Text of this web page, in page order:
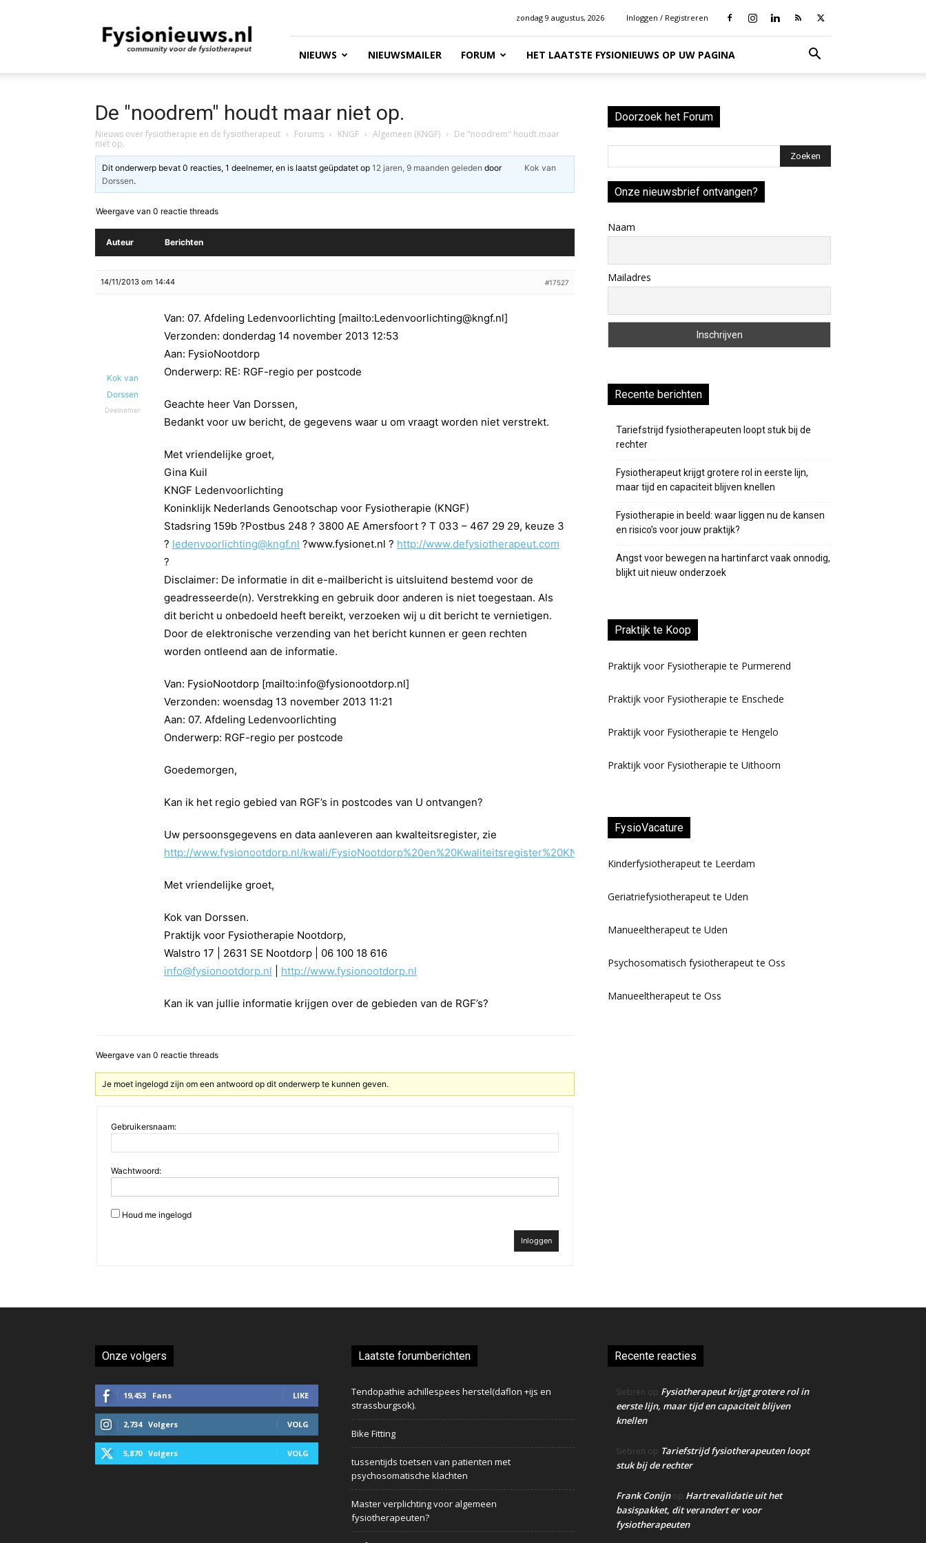
zondag 9 augustus, 2026 Inloggen / Registreren
NIEUWS NIEUWSMAILER FORUM HET LAATSTE FYSIONIEUWS OP UW PAGINA
De "noodrem" houdt maar niet op.
Nieuws over fysiotherapie en de fysiotherapeut › Forums › KNGF › Algemeen (KNGF) › De "noodrem" houdt maar
niet op.
Dit onderwerp bevat 0 reacties, 1 deelnemer, en is laatst geüpdatet op12 jaren, 9 maanden geleden door
Kok van
Dorssen.
Weergave van 0 reactie threads
Auteur Berichten
14/11/2013 om 14:44 #17527
Kok van
Dorssen
Deelnemer
Van: 07. Afdeling Ledenvoorlichting [mailto:Ledenvoorlichting@kngf.nl]
Verzonden: donderdag 14 november 2013 12:53
Aan: FysioNootdorp
Onderwerp: RE: RGF-regio per postcode
Geachte heer Van Dorssen,
Bedankt voor uw bericht, de gegevens waar u om vraagt worden niet verstrekt.
Met vriendelijke groet,
Gina Kuil
KNGF Ledenvoorlichting
Koninklijk Nederlands Genootschap voor Fysiotherapie (KNGF)
Stadsring 159b ?Postbus 248 ? 3800 AE Amersfoort ? T 033 – 467 29 29, keuze 3
? ledenvoorlichting@kngf.nl ?www.fysionet.nl ? http://www.defysiotherapeut.com
?
Disclaimer: De informatie in dit e-mailbericht is uitsluitend bestemd voor de
geadresseerde(n). Verstrekking en gebruik door anderen is niet toegestaan. Als
dit bericht u onbedoeld heeft bereikt, verzoeken wij u dit bericht te vernietigen.
Door de elektronische verzending van het bericht kunnen er geen rechten
worden ontleend aan de informatie.
Van: FysioNootdorp [mailto:info@fysionootdorp.nl]
Verzonden: woensdag 13 november 2013 11:21
Aan: 07. Afdeling Ledenvoorlichting
Onderwerp: RGF-regio per postcode
Goedemorgen,
Kan ik het regio gebied van RGF’s in postcodes van U ontvangen?
Uw persoonsgegevens en data aanleveren aan kwalteitsregister, zie
http://www.fysionootdorp.nl/kwali/FysioNootdorp%20en%20Kwaliteitsregister%20KNGF.pdf
Met vriendelijke groet,
Kok van Dorssen.
Praktijk voor Fysiotherapie Nootdorp,
Walstro 17 | 2631 SE Nootdorp | 06 100 18 616
info@fysionootdorp.nl
http://www.fysionootdorp.nl
Kan ik van jullie informatie krijgen over de gebieden van de RGF’s?
Weergave van 0 reactie threads
Je moet ingelogd zijn om een antwoord op dit onderwerp te kunnen geven.
Gebruikersnaam:
Wachtwoord:
Houd me ingelogd
Inloggen
Doorzoek het Forum
Onze nieuwsbrief ontvangen?
Naam
Mailadres
Recente berichten
Tariefstrijd fysiotherapeuten loopt stuk bij de
rechter
Fysiotherapeut krijgt grotere rol in eerste lijn,
maar tijd en capaciteit blijven knellen
Fysiotherapie in beeld: waar liggen nu de kansen
en risico’s voor jouw praktijk?
Angst voor bewegen na hartinfarct vaak onnodig,
blijkt uit nieuw onderzoek
Praktijk te Koop
Praktijk voor Fysiotherapie te Purmerend
Praktijk voor Fysiotherapie te Enschede
Praktijk voor Fysiotherapie te Hengelo
Praktijk voor Fysiotherapie te Uithoorn
FysioVacature
Kinderfysiotherapeut te Leerdam
Geriatriefysiotherapeut te Uden
Manueeltherapeut te Uden
Psychosomatisch fysiotherapeut te Oss
Manueeltherapeut te Oss
Onze volgers
19,453 Fans LIKE
2,734 Volgers VOLG
5,870 Volgers VOLG
Laatste forumberichten
Tendopathie achillespees herstel(daflon +ijs en
strassburgsok).
Bike Fitting
tussentijds toetsen van patienten met
psychosomatische klachten
Master verplichting voor algemeen
fysiotherapeuten?
Recente reacties
Siebren op Fysiotherapeut krijgt grotere rol in
eerste lijn, maar tijd en capaciteit blijven
knellen
Siebren op Tariefstrijd fysiotherapeuten loopt
stuk bij de rechter
Frank Conijnop Hartrevalidatie uit het
basispakket, dit verandert er voor
fysiotherapeuten